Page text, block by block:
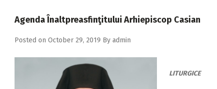
2017
2016
2015
Agenda Înaltpreasfinţitului Arhiepiscop Casian
Posted on October 29, 2019 By admin
LITURGICE